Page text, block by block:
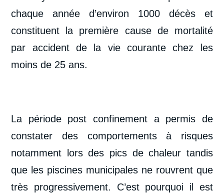
chaque année d’environ 1000 décès et
constituent la première cause de mortalité
par accident de la vie courante chez les
moins de 25 ans.
La période post confinement a permis de
constater des comportements à risques
notamment lors des pics de chaleur tandis
que les piscines municipales ne rouvrent que
très progressivement. C’est pourquoi il est